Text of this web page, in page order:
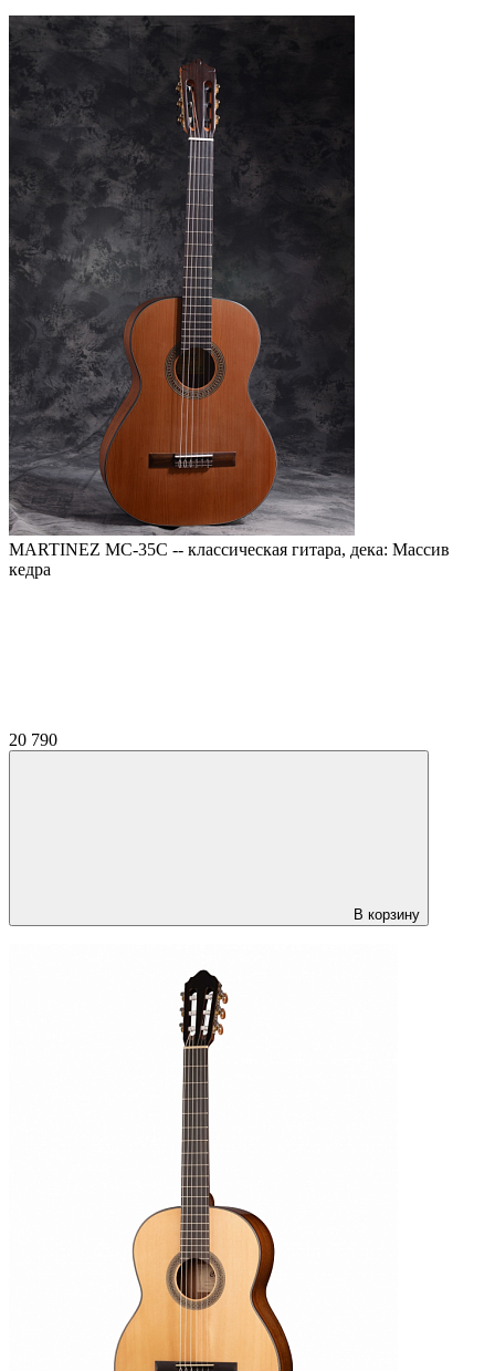
MARTINEZ MC-35C -- классическая гитара, дека: Массив
кедра
20 790
В корзину